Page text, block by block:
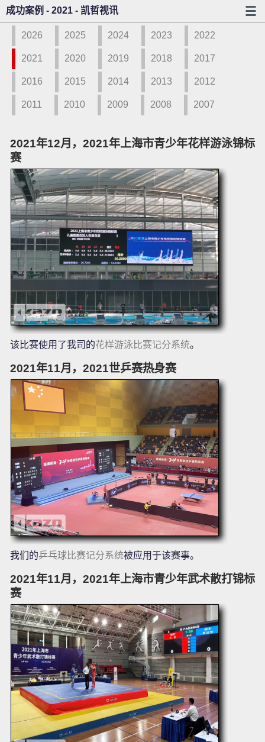
成功案例 - 2021 - 凯哲视讯
2026 2025 2024 2023 2022
2021 2020 2019 2018 2017
2016 2015 2014 2013 2012
2011 2010 2009 2008 2007
2021年12月，2021年上海市青少年花样游泳锦标
赛
该比赛使用了我司的花样游泳比赛记分系统。
2021年11月，2021世乒赛热身赛
我们的乒乓球比赛记分系统被应用于该赛事。
2021年11月，2021年上海市青少年武术散打锦标
赛